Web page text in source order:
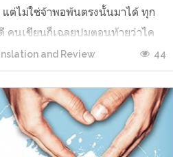
ต่ไม่ใช่จ้าพอพ้นตรงนั้นมาได้ ทุก
คนเขียนก็เฉลยปมตอนท้ายว่าไค
รมาในอดีตเท่านั้นแหละ คดีพลิกใน
ป็นNarrative Escalation ที่ชอบ
เหมือนคนเขียนวางแผนไว้ตั...
and Review 44